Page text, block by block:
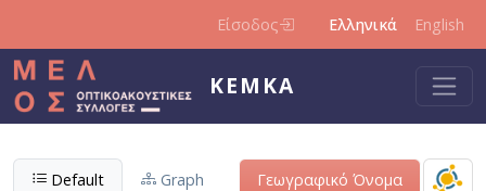
Είσοδος Ελληνικά English
ΚΕΜΚΑ
Default Graph Γεωγραφικό Όνομα